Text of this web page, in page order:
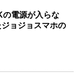
の電源が入らな
ョジョスマホの